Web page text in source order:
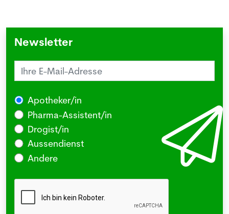
Newsletter
Apotheker/in
Pharma-Assistent/in
Drogist/in
Aussendienst
Andere